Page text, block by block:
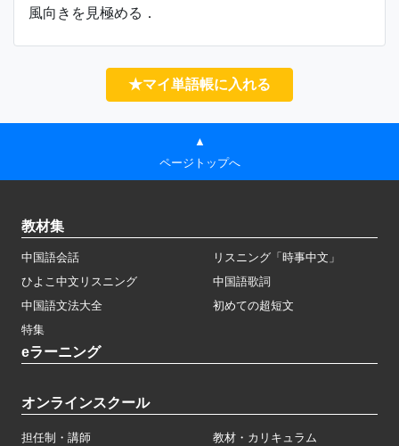
風向きを見極める．
★マイ単語帳に入れる
▲
ページトップへ
教材集
中国語会話
リスニング「時事中文」
ひよこ中文リスニング
中国語歌詞
中国語文法大全
初めての超短文
特集
eラーニング
オンラインスクール
担任制・講師 教材・カリキュラム